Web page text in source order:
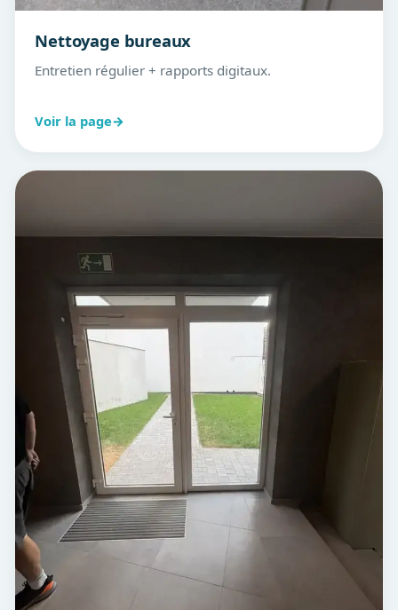
Nettoyage bureaux
Entretien régulier + rapports digitaux.
Voir la page→